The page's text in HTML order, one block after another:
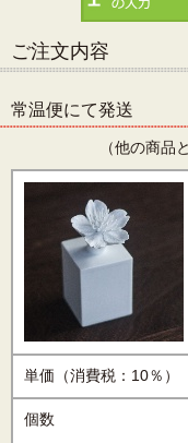
ご注文内容
常温便にて発送
（他の商品
単価（消費税：10％）
個数